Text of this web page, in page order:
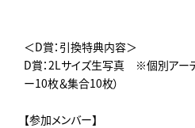
＜D賞：引換特典内容＞
D賞：2Lサイズ生写真 ※個別アー
ー10枚＆集合10枚）
【参加メンバー】